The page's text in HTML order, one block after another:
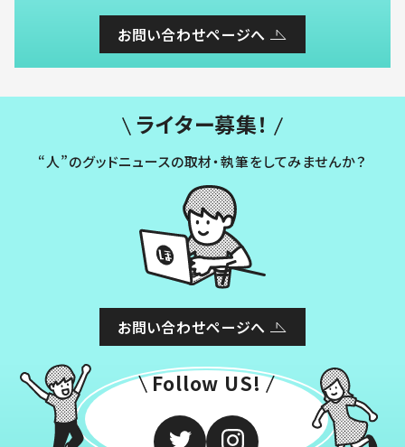
お問い合わせページへ
ライター募集！
“人”のグッドニュースの取材・執筆をしてみませんか？
お問い合わせページへ
Follow US!